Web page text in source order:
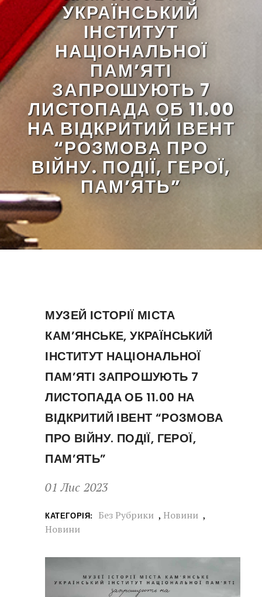
УКРАЇНСЬКИЙ
ІНСТИТУТ
НАЦІОНАЛЬНОЇ
ПАМ’ЯТІ
ЗАПРОШУЮТЬ 7
ЛИСТОПАДА ОБ 11.00
НА ВІДКРИТИЙ ІВЕНТ
“РОЗМОВА ПРО
ВІЙНУ. ПОДІЇ, ГЕРОЇ,
ПАМ’ЯТЬ”
МУЗЕЙ ІСТОРІЇ МІСТА
КАМ’ЯНСЬКЕ, УКРАЇНСЬКИЙ
ІНСТИТУТ НАЦІОНАЛЬНОЇ
ПАМ’ЯТІ ЗАПРОШУЮТЬ 7
ЛИСТОПАДА ОБ 11.00 НА
ВІДКРИТИЙ ІВЕНТ “РОЗМОВА
ПРО ВІЙНУ. ПОДІЇ, ГЕРОЇ,
ПАМ’ЯТЬ”
01 Лис 2023
КАТЕГОРІЯ: Без Рубрики , Новини ,
Новини